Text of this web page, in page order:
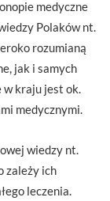
medyczne
Polaków nt.
rozumianą
jak i samych
kraju jest ok.
medycznymi.
wiedzy nt.
zależy ich
leczenia.